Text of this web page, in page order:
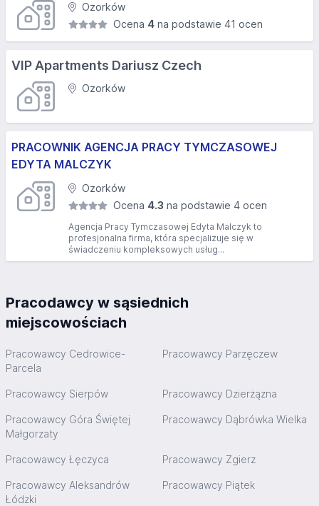
Ozorków
Ocena 4 na podstawie 41 ocen
VIP Apartments Dariusz Czech
Ozorków
PRACOWNIK AGENCJA PRACY TYMCZASOWEJ
EDYTA MALCZYK
Ozorków
Ocena 4.3 na podstawie 4 ocen
Agencja Pracy Tymczasowej Edyta Malczyk to
profesjonalna firma, która specjalizuje się w
świadczeniu kompleksowych usług...
Pracodawcy w sąsiednich
miejscowościach
Pracowawcy Cedrowice-
Parcela
Pracowawcy Parzęczew
Pracowawcy Sierpów Pracowawcy Dzierżązna
Pracowawcy Góra Świętej
Małgorzaty
Pracowawcy Dąbrówka Wielka
Pracowawcy Łęczyca Pracowawcy Zgierz
Pracowawcy Aleksandrów
Łódzki
Pracowawcy Piątek